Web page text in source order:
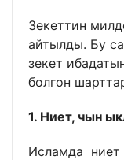
Зекеттин
айтылды. Бу
зекет
болгон
1. Ниет, чын
Исламда